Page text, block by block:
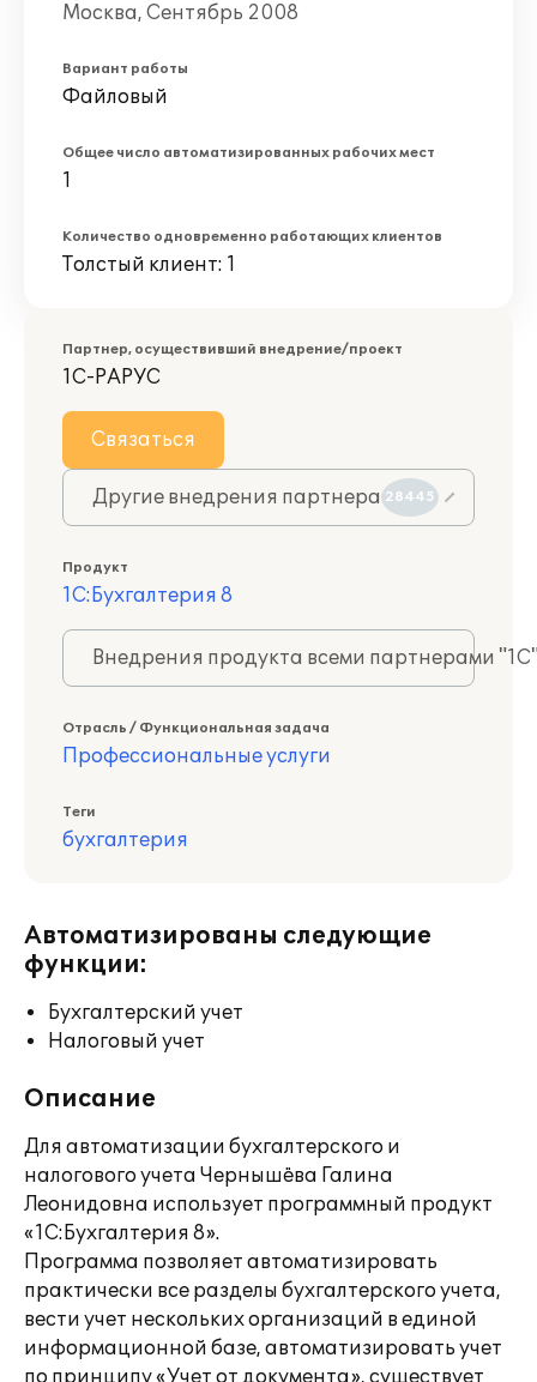
Москва, Сентябрь 2008
Вариант работы
Файловый
Общее число автоматизированных рабочих мест
1
Количество одновременно работающих клиентов
Толстый клиент: 1
Партнер, осуществивший внедрение/проект
1С-РАРУС
Связаться
Другие внедрения партнера 28445
Продукт
1С:Бухгалтерия 8
Внедрения продукта всеми партнерами
Отрасль / Функциональная задача
Профессиональные услуги
Теги
бухгалтерия
Автоматизированы следующие
функции:
Бухгалтерский учет
Налоговый учет
Описание
Для автоматизации бухгалтерского и
налогового учета Чернышёва Галина
Леонидовна использует программный продукт
«1С:Бухгалтерия 8».
Программа позволяет автоматизировать
практически все разделы бухгалтерского учета,
вести учет нескольких организаций в единой
информационной базе, автоматизировать учет
по принципу «Учет от документа», существует